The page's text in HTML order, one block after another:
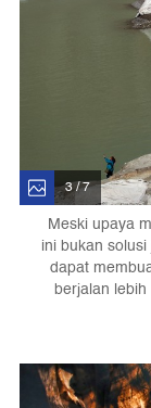
3 / 7
Meski upaya
ini bukan
dapat
berjalan